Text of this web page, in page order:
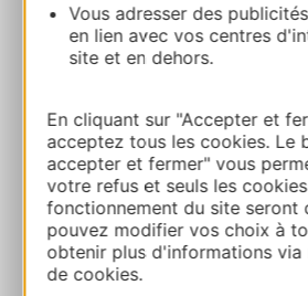
Vous adresser des
en lien avec vos centres
site et en dehors.
En cliquant sur "Accepter et
acceptez tous les cookies. Le
accepter et fermer" vous
votre refus et seuls les
fonctionnement du site seront
pouvez modifier vos choix à
obtenir plus d'informations
de cookies.
+33 4 68 20 23 79
Sitio web
Facebook